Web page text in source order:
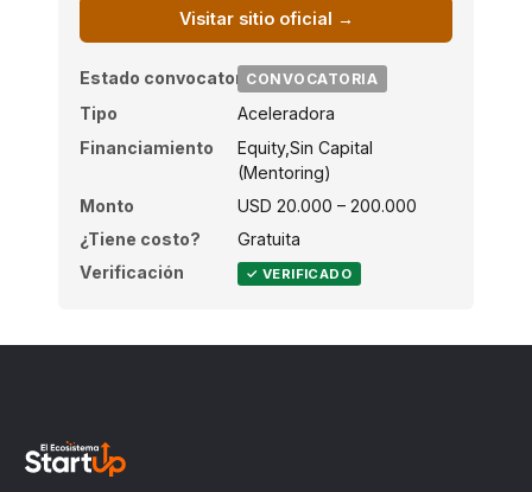
Visitar sitio oficial →
Estado convocatoriaCONVOCATORIA
Tipo
Aceleradora
Financiamiento
Equity,Sin Capital
(Mentoring)
Monto
USD 20.000 – 200.000
¿Tiene costo?
Gratuita
Verificación
✓ VERIFICADO